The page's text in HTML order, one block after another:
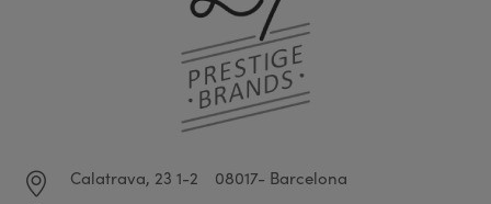
Calatrava, 23 1-2
08017- Barcelona